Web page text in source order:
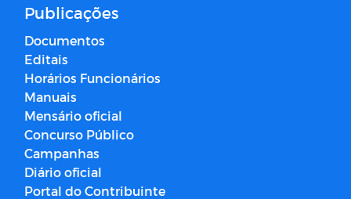
Publicações
Documentos
Editais
Horários Funcionários
Manuais
Mensário oficial
Concurso Público
Campanhas
Diário oficial
Portal do Contribuinte